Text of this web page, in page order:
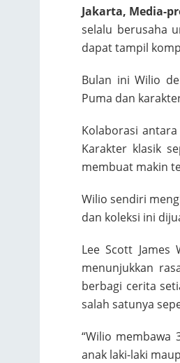
Jakarta, Media-
selalu berusaha
dapat tampil
Bulan ini Wilio
Puma dan
Kolaborasi
Karakter klasik
membuat makin
Wilio sendiri
dan koleksi ini
Lee Scott
menunjukkan
berbagi cerita
salah satunya
“Wilio
anak laki-laki